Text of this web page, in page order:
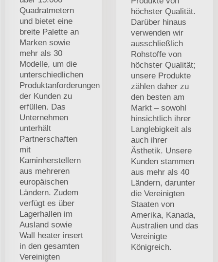
Quadratmetern
und bietet eine
breite Palette an
Marken sowie
mehr als 30
Modelle, um die
unterschiedlichen
Produktanforderungen
der Kunden zu
erfüllen. Das
Unternehmen
unterhält
Partnerschaften
mit
Kaminherstellern
aus mehreren
europäischen
Ländern. Zudem
verfügt es über
Lagerhallen im
Ausland sowie
Wall heater insert
in den gesamten
Vereinigten
höchster Qualität.
Darüber hinaus
verwenden wir
ausschließlich
Rohstoffe von
höchster Qualität;
unsere Produkte
zählen daher zu
den besten am
Markt – sowohl
hinsichtlich ihrer
Langlebigkeit als
auch ihrer
Ästhetik. Unsere
Kunden stammen
aus mehr als 40
Ländern, darunter
die Vereinigten
Staaten von
Amerika, Kanada,
Australien und das
Vereinigte
Königreich.